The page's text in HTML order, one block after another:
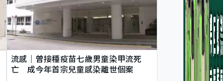
流感｜曾接種疫苗七歲男童染甲流死
亡 成今年首宗兒童感染離世個案